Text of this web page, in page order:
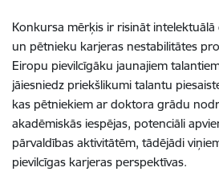
Konkursa mērķis ir risināt
un pētnieku karjeras nestabilitātes
Eiropu pievilcīgāku jaunajiem
jāiesniedz priekšlikumi talantu
kas pētniekiem ar doktora grādu
akadēmiskās iespējas, potenciāli
pārvaldības aktivitātēm, tādējādi
pievilcīgas karjeras perspektīvas.